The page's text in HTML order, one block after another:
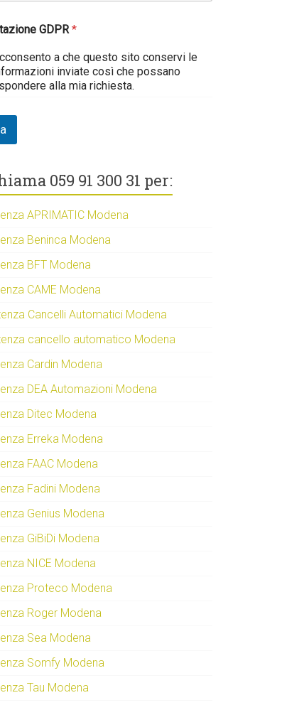
GDPR*
a che questo sito conservi le
inviate così che possano
alla mia richiesta.
059 91 300 31 per:
APRIMATIC Modena
Beninca Modena
BFT Modena
CAME Modena
Cancelli Automatici Modena
cancello automatico Modena
Cardin Modena
DEA Automazioni Modena
Ditec Modena
Erreka Modena
FAAC Modena
Fadini Modena
Genius Modena
GiBiDi Modena
NICE Modena
Proteco Modena
Roger Modena
Sea Modena
Somfy Modena
Tau Modena